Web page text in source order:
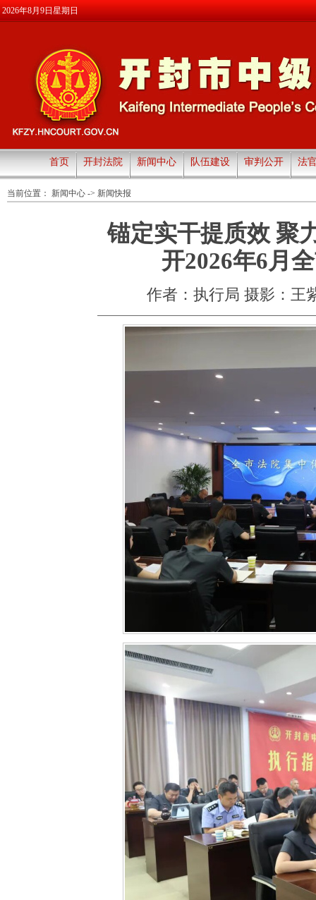
2026年8月9日星期日
首页 开封法院 新闻中心 队伍建设 审判公开 法
当前位置： 新闻中心 -> 新闻快报
锚定实干提质效
开2026年6月
作者：执行局 摄影：王